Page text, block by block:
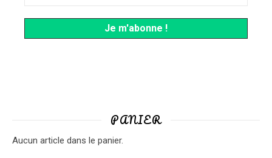
PANIER
Aucun article dans le panier.